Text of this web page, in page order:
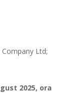
Ltd;
2025, ora